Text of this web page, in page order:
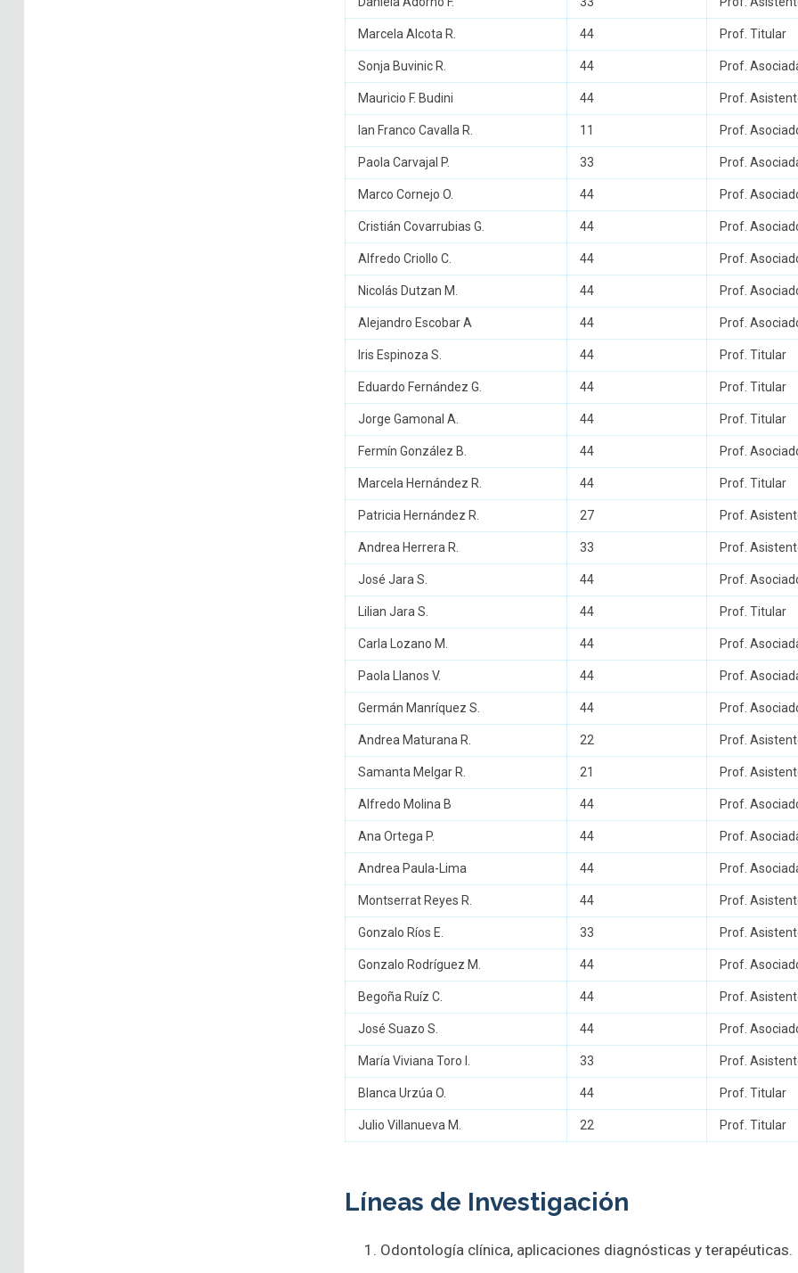
Marcela Alcota R. 44 Prof. Titular
Sonja Buvinic R. 44 Prof.
Mauricio F. Budini 44 Prof.
Ian Franco Cavalla R. 11 Prof.
Paola Carvajal P. 33 Prof.
Marco Cornejo O. 44 Prof.
Cristián Covarrubias G. 44 Prof.
Alfredo Criollo C. 44 Prof.
Nicolás Dutzan M. 44 Prof.
Alejandro Escobar A 44 Prof.
Iris Espinoza S. 44 Prof. Titular
Eduardo Fernández G. 44 Prof. Titular
Jorge Gamonal A. 44 Prof. Titular
Fermín González B. 44 Prof.
Marcela Hernández R. 44 Prof. Titular
Patricia Hernández R. 27 Prof.
Andrea Herrera R. 33 Prof.
José Jara S. 44 Prof.
Lilian Jara S. 44 Prof. Titular
Carla Lozano M. 44 Prof.
Paola Llanos V. 44 Prof.
Germán Manríquez S. 44 Prof.
Andrea Maturana R. 22 Prof.
Samanta Melgar R. 21 Prof.
Alfredo Molina B 44 Prof.
Ana Ortega P. 44 Prof.
Andrea Paula-Lima 44 Prof.
Montserrat Reyes R. 44 Prof.
Gonzalo Ríos E. 33 Prof.
Gonzalo Rodríguez M. 44 Prof.
Begoña Ruíz C. 44 Prof.
José Suazo S. 44 Prof.
María Viviana Toro I. 33 Prof.
Blanca Urzúa O. 44 Prof. Titular
Julio Villanueva M. 22 Prof. Titular
Líneas de Investigación
Odontología clínica, aplicaciones diagnósticas y terapéuticas.